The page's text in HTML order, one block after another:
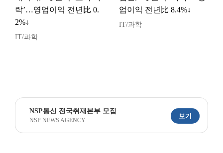
락’…영업이익 전년比 0.
2%↓
IT/과학
업이익 전년比 8.4%↓
IT/과학
NSP통신 전국취재본부 모집
NSP NEWS AGENCY
보기